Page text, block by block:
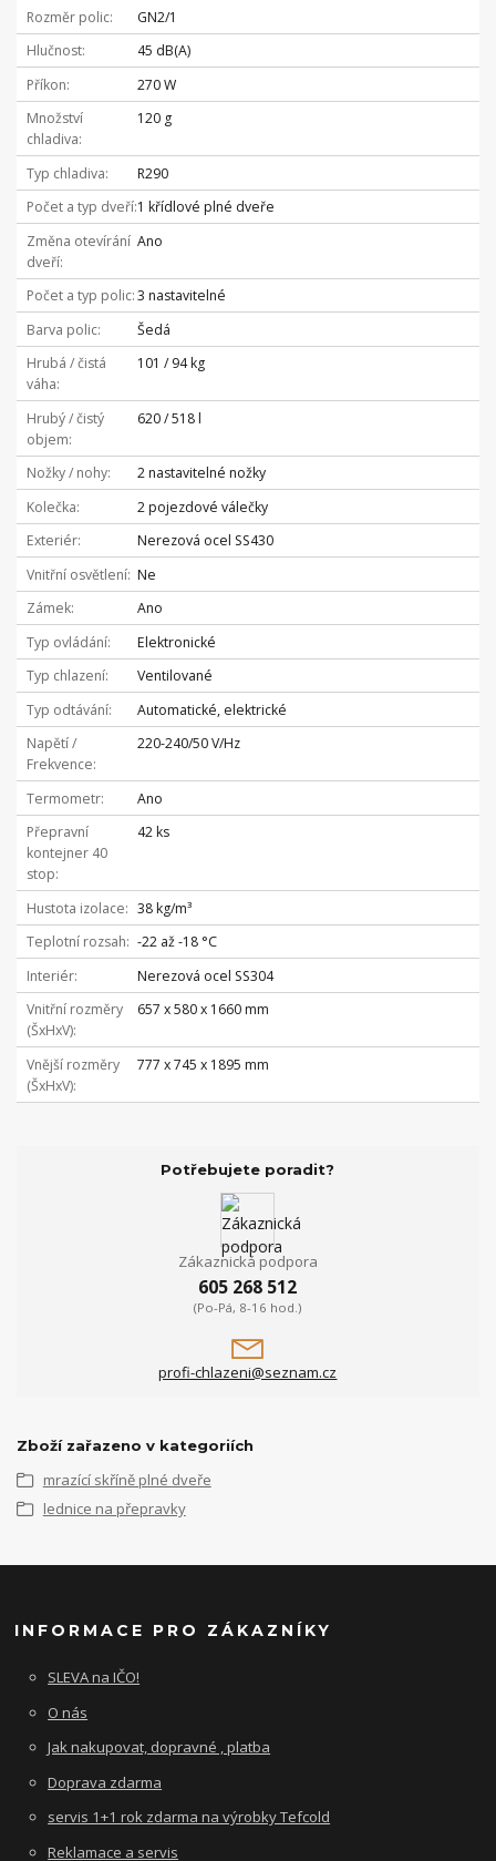
Rozměr polic
GN2/1
Hlučnost
45 dB(A)
Příkon
270 W
Množství
chladiva
120 g
Typ chladiva
R290
Počet a typ dveří 1 křídlové plné dveře
Změna otevírání
dveří
Ano
Počet a typ polic 3 nastavitelné
Barva polic
Šedá
Hrubá / čistá
váha
101 / 94 kg
Hrubý / čistý
objem
620 / 518 l
Nožky / nohy
2 nastavitelné nožky
Kolečka
2 pojezdové válečky
Exteriér
Nerezová ocel SS430
Vnitřní osvětlení Ne
Zámek
Ano
Typ ovládání
Elektronické
Typ chlazení
Ventilované
Typ odtávání
Automatické, elektrické
Napětí /
Frekvence
220-240/50 V/Hz
Termometr
Ano
Přepravní
kontejner 40
stop
42 ks
Hustota izolace
38 kg/m³
Teplotní rozsah
-22 až -18 °C
Interiér
Nerezová ocel SS304
Vnitřní rozměry
(ŠxHxV)
657 x 580 x 1660 mm
Vnější rozměry
(ŠxHxV)
777 x 745 x 1895 mm
Potřebujete poradit?
Zákaznická podpora
605 268 512
(Po-Pá, 8-16 hod.)
profi-chlazeni@seznam.cz
Zboží zařazeno v kategoriích
mrazící skříně plné dveře
lednice na přepravky
INFORMACE PRO ZÁKAZNÍKY
SLEVA na IČO!
O nás
Jak nakupovat, dopravné , platba
Doprava zdarma
servis 1+1 rok zdarma na výrobky Tefcold
Reklamace a servis